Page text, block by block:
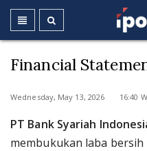
Financial
Wednesday, May 13, 2026 16:40
PT Bank Syariah
membukukan laba bersih